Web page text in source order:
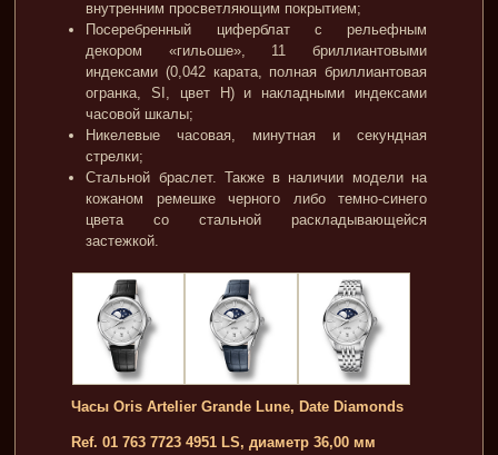
внутренним просветляющим покрытием;
Посеребренный циферблат с рельефным
декором «гильоше», 11 бриллиантовыми
индексами (0,042 карата, полная бриллиантовая
огранка, SI, цвет Н) и накладными индексами
часовой шкалы;
Никелевые часовая, минутная и секундная
стрелки;
Стальной браслет. Также в наличии модели на
кожаном ремешке черного либо темно-синего
цвета со стальной раскладывающейся
застежкой.
Часы Oris Artelier Grande Lune, Date Diamonds
Ref. 01 763 7723 4951 LS, диаметр 36,00 мм